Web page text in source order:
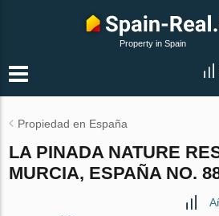
Property in Spain
Propiedad en España
LA PINADA NATURE
MURCIA, ESPAÑA NO.